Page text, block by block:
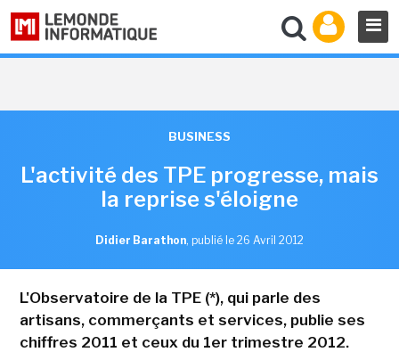
BUSINESS
L'activité des TPE progresse, mais
la reprise s'éloigne
Didier Barathon, publié le 26 Avril 2012
L'Observatoire de la TPE (*), qui parle des
artisans, commerçants et services, publie ses
chiffres 2011 et ceux du 1er trimestre 2012.